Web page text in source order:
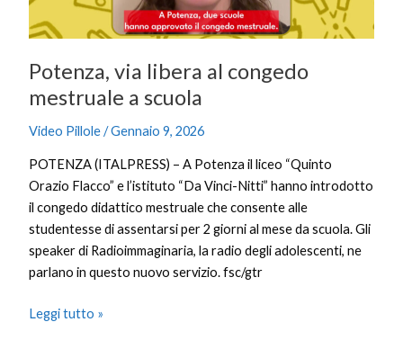
Potenza, via libera al congedo
mestruale a scuola
Video Pillole/Gennaio 9, 2026
POTENZA (ITALPRESS) – A Potenza il liceo “Quinto
Orazio Flacco” e l’istituto “Da Vinci-Nitti” hanno introdotto
il congedo didattico mestruale che consente alle
studentesse di assentarsi per 2 giorni al mese da scuola. Gli
speaker di Radioimmaginaria, la radio degli adolescenti, ne
parlano in questo nuovo servizio. fsc/gtr
scuola
Leggi tutto »